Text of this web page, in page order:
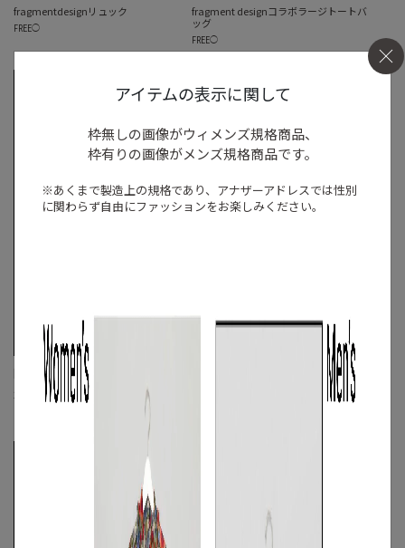
fragmentdesignリュック
FREE◯
fragment designコラボラージトートバ
ッグ
FREE◯
RAMIDUS
2wayミニボストンバック
アイテムの表示に関して
枠無しの画像がウィメンズ規格商品、
枠有りの画像がメンズ規格商品です。
※あくまで製造上の規格であり、アナザーアドレスでは性別
に関わらず自由にファッションをお楽しみください。